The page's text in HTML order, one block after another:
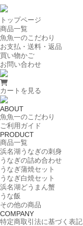
トップページ
商品一覧
魚魚一のこだわり
お支払・送料・返品
買い物かご
お問い合わせ
カートを見る
ABOUT
魚魚一のこだわり
ご利用ガイド
PRODUCT
商品一覧
浜名湖うなぎの刺身
うなぎの詰め合わせ
うなぎ蒲焼セット
うなぎ白焼セット
浜名湖どうまん蟹
うな飯
その他の商品
COMPANY
特定商取引法に基づく表記